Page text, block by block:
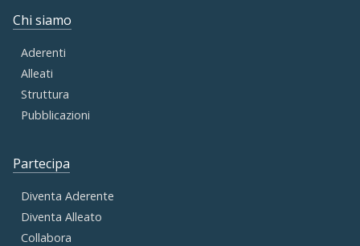
Chi siamo
Aderenti
Alleati
Struttura
Pubblicazioni
Partecipa
Diventa Aderente
Diventa Alleato
Collabora